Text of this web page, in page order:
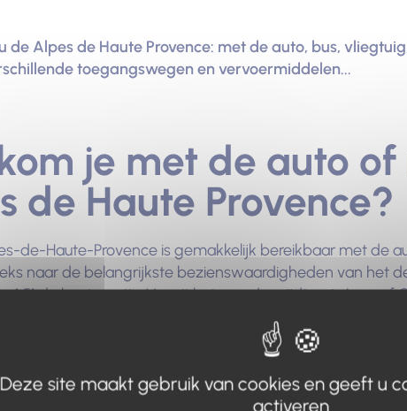
de Alpes de Haute Provence: met de auto, bus,
toegangswegen en vervoermiddelen...
je met de auto
de Haute Provence?
de-Haute-Provence is gemakkelijk bereikbaar met de
naar de belangrijkste bezienswaardigheden van het
A51 de beste optie. Vanuit het noorden rijdt u via Lyon of
A51 nemen. Mooie routes, zoals de Route
uit Zuid-Frankrijk
Deze site maakt gebruik van cookies en geeft u
activeren